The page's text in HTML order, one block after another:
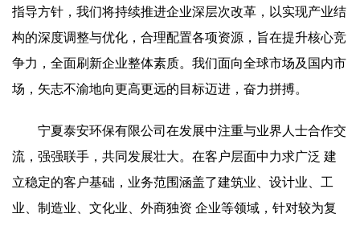
指导方针，我们将持续推进企业深层次改革，以实现产业结
构的深度调整与优化，合理配置各项资源，旨在提升核心竞
争力，全面刷新企业整体素质。我们面向全球市场及国内市
场，矢志不渝地向更高更远的目标迈进，奋力拼搏。
宁夏泰安环保有限公司在发展中注重与业界人士合作交
流，强强联手，共同发展壮大。在客户层面中力求广泛 建
立稳定的客户基础，业务范围涵盖了建筑业、设计业、工
业、制造业、文化业、外商独资 企业等领域，针对较为复